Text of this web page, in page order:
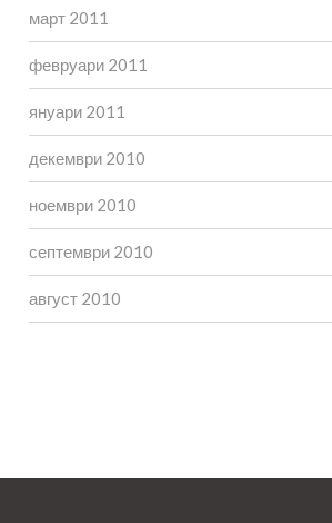
март 2011
февруари 2011
януари 2011
декември 2010
ноември 2010
септември 2010
август 2010